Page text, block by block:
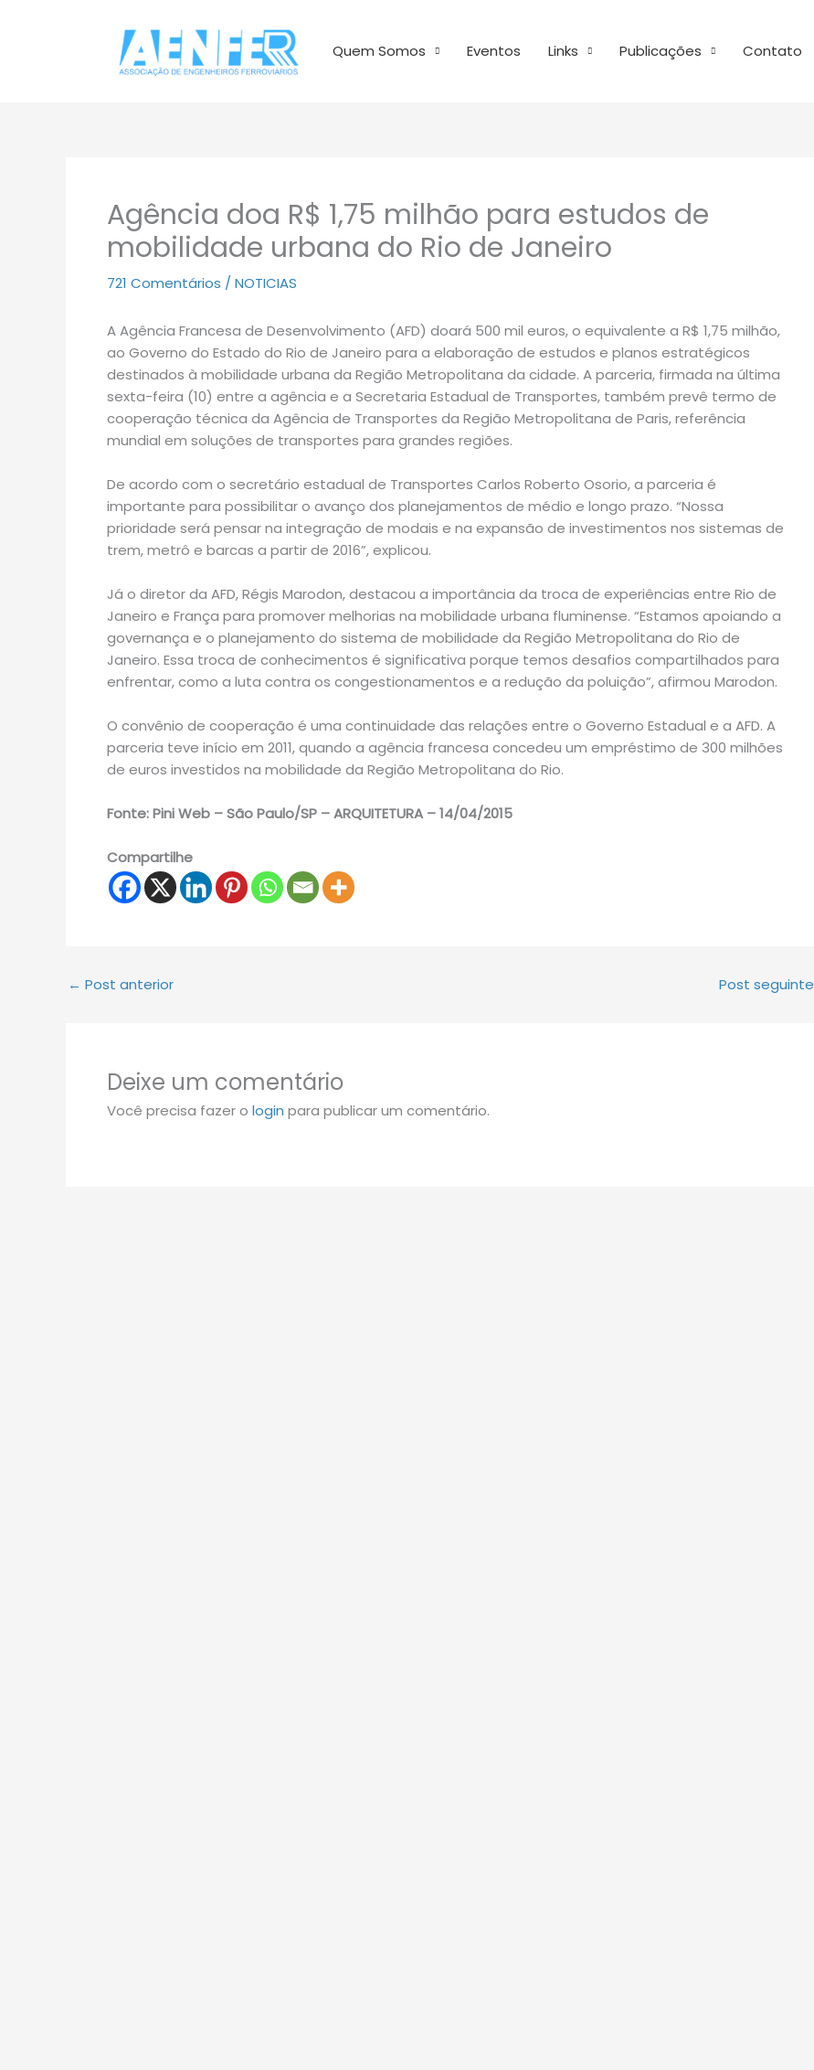
Quem Somos Eventos Links Publicações Contato
Agência doa R$ 1,75 milhão para estudos de
mobilidade urbana do Rio de Janeiro
721 Comentários / NOTICIAS
A Agência Francesa de Desenvolvimento (AFD) doará 500 mil euros, o equivalente a R$ 1,75 milhão,
ao Governo do Estado do Rio de Janeiro para a elaboração de estudos e planos estratégicos
destinados à mobilidade urbana da Região Metropolitana da cidade. A parceria, firmada na última
sexta-feira (10) entre a agência e a Secretaria Estadual de Transportes, também prevê termo de
cooperação técnica da Agência de Transportes da Região Metropolitana de Paris, referência
mundial em soluções de transportes para grandes regiões.
De acordo com o secretário estadual de Transportes Carlos Roberto Osorio, a parceria é
importante para possibilitar o avanço dos planejamentos de médio e longo prazo. “Nossa
prioridade será pensar na integração de modais e na expansão de investimentos nos sistemas de
trem, metrô e barcas a partir de 2016”, explicou.
Já o diretor da AFD, Régis Marodon, destacou a importância da troca de experiências entre Rio de
Janeiro e França para promover melhorias na mobilidade urbana fluminense. “Estamos apoiando a
governança e o planejamento do sistema de mobilidade da Região Metropolitana do Rio de
Janeiro. Essa troca de conhecimentos é significativa porque temos desafios compartilhados para
enfrentar, como a luta contra os congestionamentos e a redução da poluição”, afirmou Marodon.
O convênio de cooperação é uma continuidade das relações entre o Governo Estadual e a AFD. A
parceria teve início em 2011, quando a agência francesa concedeu um empréstimo de 300 milhões
de euros investidos na mobilidade da Região Metropolitana do Rio.
Fonte: Pini Web – São Paulo/SP – ARQUITETURA – 14/04/2015
Compartilhe
← Post anterior Post seguinte
Deixe um comentário
Você precisa fazer o login para publicar um comentário.